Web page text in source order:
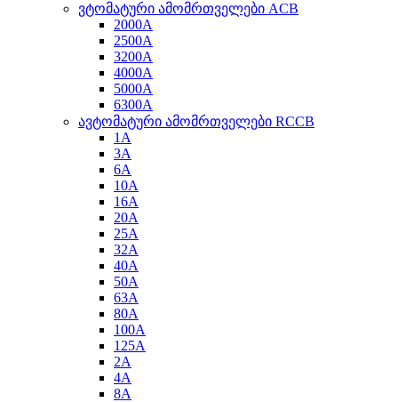
ვტომატური ამომრთველები ACB
2000A
2500A
3200A
4000A
5000A
6300A
ავტომატური ამომრთველები RCCB
1A
3A
6A
10A
16A
20A
25A
32A
40A
50A
63A
80A
100A
125A
2A
4A
8A